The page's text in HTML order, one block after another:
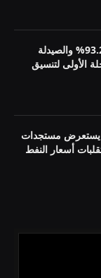
الطب 94.06% والأسنان 93.28% والصيدلة
الأولى لتنسيق
يستعرض مستجدات
أسعار النفط